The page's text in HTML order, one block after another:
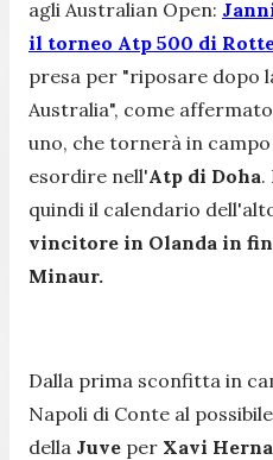
agli Australian Open:
il torneo Atp 500 di
presa per "riposare dopo
Australia", come
uno, che tornerà in
esordire nell'Atp di Doha.
quindi il calendario
vincitore in Olanda in
Minaur.
Dalla prima sconfitta in
Napoli di Conte al
della Juve per Xavi